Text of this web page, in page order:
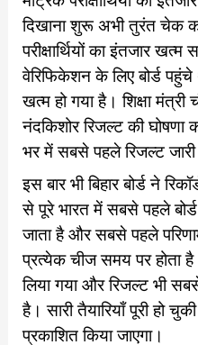
दिखाना शुरू अभी तुरंत चेक
परीक्षार्थियों का इंतजार खत्म
वेरिफिकेशन के लिए बोर्ड
खत्म हो गया है। शिक्षा
नंदकिशोर रिजल्ट की घोषणा
भर में सबसे पहले रिजल्ट जारी
इस बार भी बिहार बोर्ड ने
से पूरे भारत में सबसे पहले बोर्ड
जाता है और सबसे पहले
प्रत्येक चीज समय पर होता
लिया गया और रिजल्ट भी
है। सारी तैयारियाँ पूरी हो
प्रकाशित किया जाएगा।